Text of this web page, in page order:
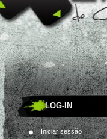
LOG-IN
Iniciar sessão